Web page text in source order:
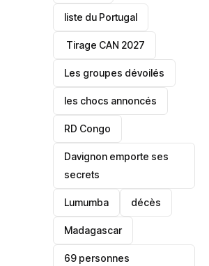
liste du Portugal
‎ Tirage CAN 2027
Les groupes dévoilés
les chocs annoncés
‎RD Congo
Davignon emporte ses
secrets
Lumumba décès
‎Madagascar
69 personnes